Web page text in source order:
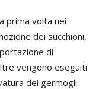
prima volta nei
dei succhioni,
di
vengono eseguiti
dei germogli.